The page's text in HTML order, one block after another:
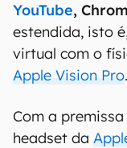
YouTube,
estendida, isto
virtual com o
Apple Vision Pro.
Com a
headset da